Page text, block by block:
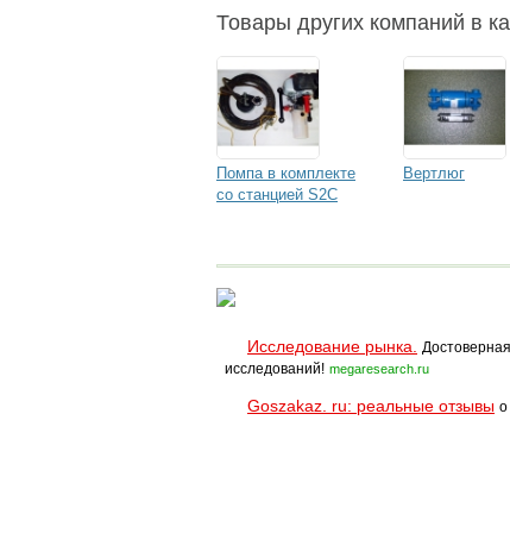
Товары других компаний в
Помпа в комплекте
со станцией S2C
Вертлюг
Исследование рынка.
исследований! megaresearch.ru
Goszakaz. ru: реальные отзывы о